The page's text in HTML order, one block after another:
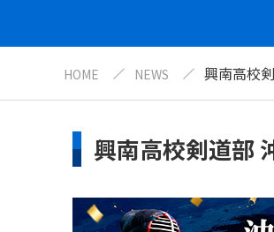
HOME NEWS 興南高校
興南高校剣道部